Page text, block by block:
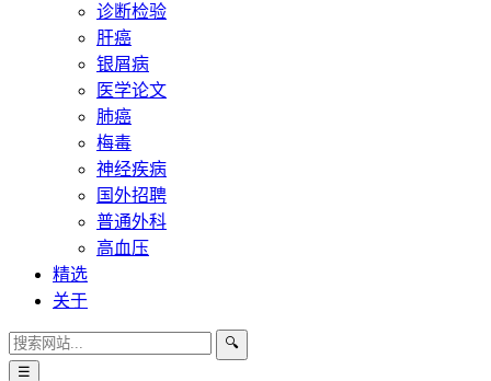
诊断检验
肝癌
银屑病
医学论文
肺癌
梅毒
神经疾病
国外招聘
普通外科
高血压
精选
关于
🔍
☰